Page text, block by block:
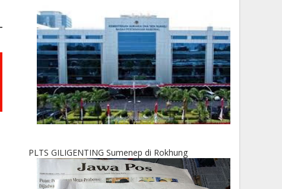
PLTS GILIGENTING Sumenep di Rokhung